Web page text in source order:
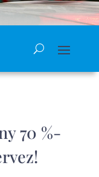
70 %-